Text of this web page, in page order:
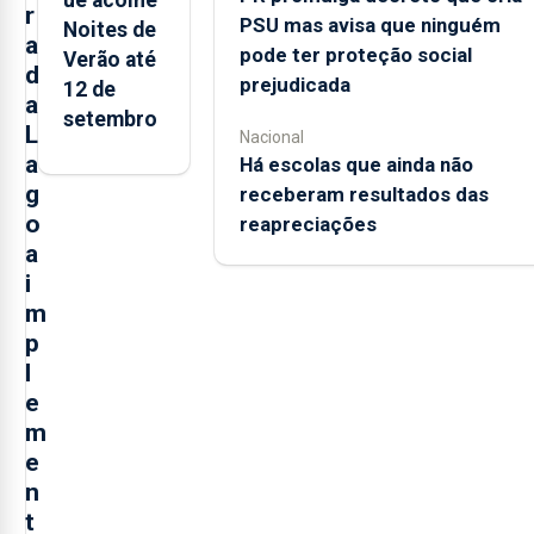
r
a
d
a
L
a
g
o
a
i
m
p
l
e
m
e
n
t
Noites de
Verão até
12 de
setembro
PSU mas avisa que ninguém
pode ter proteção social
prejudicada
Nacional
Há escolas que ainda não
receberam resultados das
reapreciações